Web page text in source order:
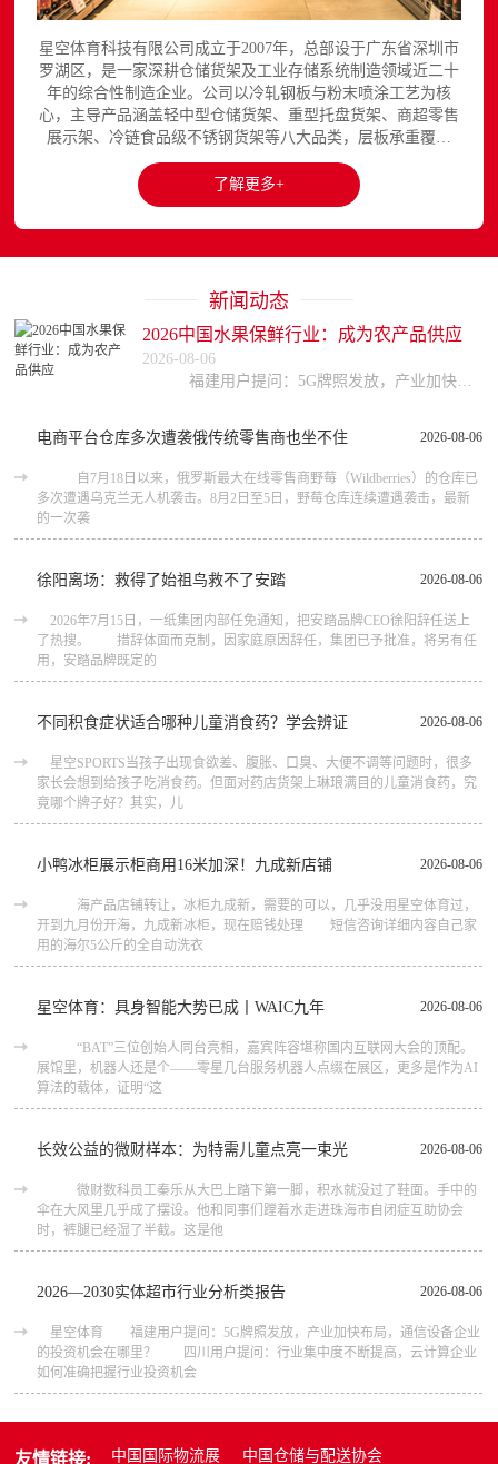
星空体育科技有限公司成立于2007年，总部设于广东省深圳市
罗湖区，是一家深耕仓储货架及工业存储系统制造领域近二十
年的综合性制造企业。公司以冷轧钢板与粉末喷涂工艺为核
心，主导产品涵盖轻中型仓储货架、重型托盘货架、商超零售
展示架、冷链食品级不锈钢货架等八大品类，层板承重覆盖
150至3000kg，产品出口欧美、东南亚、中东等区域市场，已
与国内外超过300家企业建立长期合作关系。星空平台官网提
供完整的产品展示与在线咨询服务...
了解更多+
新闻动态
2026中国水果保鲜行业：成为农产品供应
2026-08-06
2026-08-06
电商平台仓库多次遭袭俄传统零售商也坐不住
自7月18日以来，俄罗斯最大在线零售商野莓（Wildberries）的仓库已
多次遭遇乌克兰无人机袭击。8月2日至5日，野莓仓库连续遭遇袭击，最新
的一次袭
2026-08-06
徐阳离场：救得了始祖鸟救不了安踏
2026年7月15日，一纸集团内部任免通知，把安踏品牌CEO徐阳辞任送上
了热搜。 措辞体面而克制，因家庭原因辞任，集团已予批准，将另有任
用，安踏品牌既定的
2026-08-06
不同积食症状适合哪种儿童消食药？学会辨证
星空SPORTS当孩子出现食欲差、腹胀、口臭、大便不调等问题时，很多
家长会想到给孩子吃消食药。但面对药店货架上琳琅满目的儿童消食药，究
竟哪个牌子好？其实，儿
2026-08-06
小鸭冰柜展示柜商用16米加深！九成新店铺
海产品店铺转让，冰柜九成新，需要的可以，几乎没用星空体育过，
开到九月份开海，九成新冰柜，现在赔钱处理 短信咨询详细内容自己家
用的海尔5公斤的全自动洗衣
2026-08-06
星空体育：具身智能大势已成丨WAIC九年
“BAT”三位创始人同台亮相，嘉宾阵容堪称国内互联网大会的顶配。
展馆里，机器人还是个——零星几台服务机器人点缀在展区，更多是作为AI
算法的载体，证明“这
2026-08-06
长效公益的微财样本：为特需儿童点亮一束光
微财数科员工秦乐从大巴上踏下第一脚，积水就没过了鞋面。手中的
伞在大风里几乎成了摆设。他和同事们蹚着水走进珠海市自闭症互助协会
时，裤腿已经湿了半截。这是他
2026-08-06
2026—2030实体超市行业分析类报告
星空体育 福建用户提问：5G牌照发放，产业加快布局，通信设备企业
的投资机会在哪里？ 四川用户提问：行业集中度不断提高，云计算企业
如何准确把握行业投资机会
友情链接: 中国国际物流展 中国仓储与配送协会